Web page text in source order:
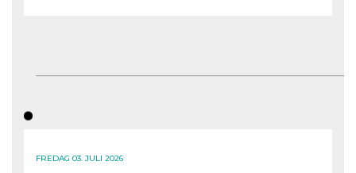
FREDAG 03. JULI 2026